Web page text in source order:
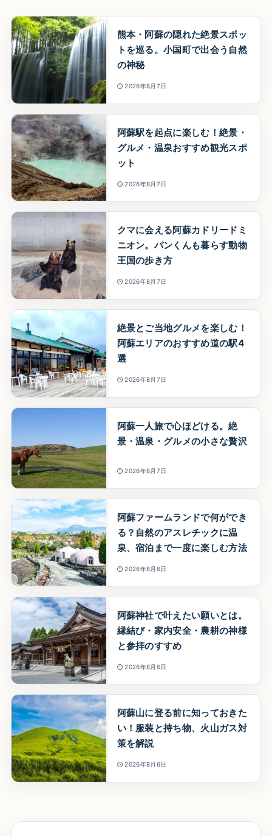
熊本・阿蘇の隠れた絶景スポッ
トを巡る。小国町で出会う自然
の神秘
2026年8月7日
阿蘇駅を起点に楽しむ！絶景・
グルメ・温泉おすすめ観光スポ
ット
2026年8月7日
クマに会える阿蘇カドリードミ
ニオン。パンくんも暮らす動物
王国の歩き方
2026年8月7日
絶景とご当地グルメを楽しむ！
阿蘇エリアのおすすめ道の駅4
選
2026年8月7日
阿蘇一人旅で心ほどける。絶
景・温泉・グルメの小さな贅沢
2026年8月7日
阿蘇ファームランドで何ができ
る？自然のアスレチックに温
泉、宿泊まで一度に楽しむ方法
2026年8月6日
阿蘇神社で叶えたい願いとは。
縁結び・家内安全・農耕の神様
と参拝のすすめ
2026年8月6日
阿蘇山に登る前に知っておきた
い！服装と持ち物、火山ガス対
策を解説
2026年8月6日